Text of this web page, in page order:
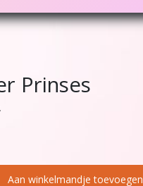
Prinses
Aan winkelmandje toevoegen